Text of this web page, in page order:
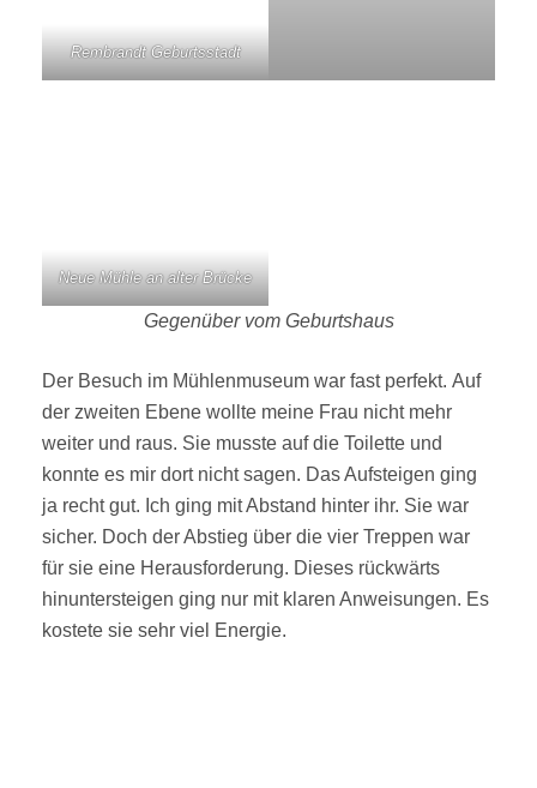
Rembrandt Geburtsstadt
Neue Mühle an alter Brücke
Gegenüber vom Geburtshaus
Der Besuch im Mühlenmuseum war fast perfekt. Auf
der zweiten Ebene wollte meine Frau nicht mehr
weiter und raus. Sie musste auf die Toilette und
konnte es mir dort nicht sagen. Das Aufsteigen ging
ja recht gut. Ich ging mit Abstand hinter ihr. Sie war
sicher. Doch der Abstieg über die vier Treppen war
für sie eine Herausforderung. Dieses rückwärts
hinuntersteigen ging nur mit klaren Anweisungen. Es
kostete sie sehr viel Energie.